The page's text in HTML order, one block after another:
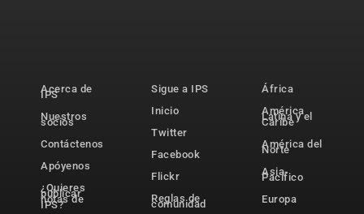
Acerca de
IPS
Nuestros
socios
Contáctenos
Apóyenos
¿Quieres
publicar
notas de
IPS?
Sigue a IPS
Inicio
Twitter
Facebook
Flickr
Reglas de
comunidad
África
América
Latina y el
Caribe
América del
Norte
Asia-
Pacífico
Europa